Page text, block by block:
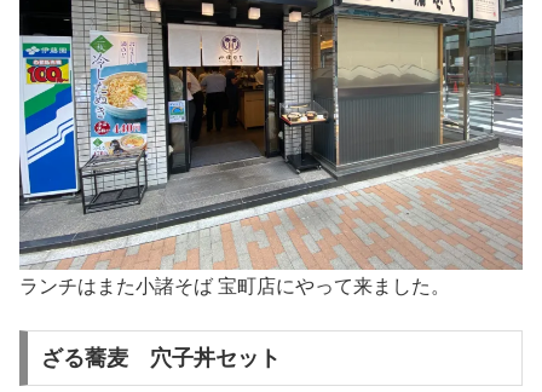
ランチはまた小諸そば 宝町店にやって来ました。
ざる蕎麦 穴子丼セット